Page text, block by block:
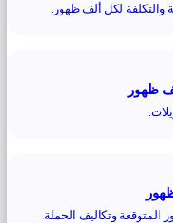
والتكلفة لكل ألف ظهور.
ظهور
المتوقعة وتكاليف الحملة.